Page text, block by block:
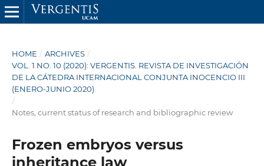
HOME / ARCHIVES /
VOL. 1 NO. 10 (2020): VERGENTIS. REVISTA DE INVESTIGACIÓN
DE LA CÁTEDRA INTERNACIONAL CONJUNTA INOCENCIO III
(ENERO-JUNIO 2020)
/
Notes, current status of research and bibliographic review
Frozen embryos versus
inheritance law